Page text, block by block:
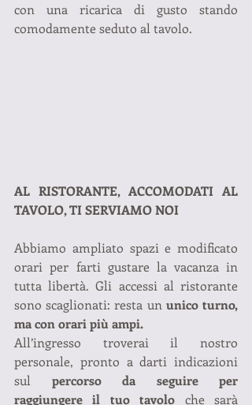
con una ricarica di gusto stando
comodamente seduto al tavolo.
AL RISTORANTE, ACCOMODATI AL
TAVOLO, TI SERVIAMO NOI
Abbiamo ampliato spazi e modificato
orari per farti gustare la vacanza in
tutta libertà. Gli accessi al ristorante
sono scaglionati: resta un unico turno,
ma con orari più ampi.
All’ingresso troverai il nostro
personale, pronto a darti indicazioni
sul percorso da seguire per
raggiungere il tuo tavolo che sarà